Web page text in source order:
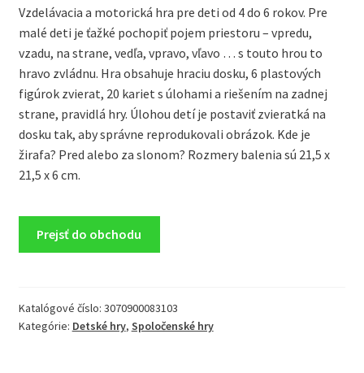
Vzdelávacia a motorická hra pre deti od 4 do 6 rokov. Pre
malé deti je ťažké pochopiť pojem priestoru – vpredu,
vzadu, na strane, vedľa, vpravo, vľavo … s touto hrou to
hravo zvládnu. Hra obsahuje hraciu dosku, 6 plastových
figúrok zvierat, 20 kariet s úlohami a riešením na zadnej
strane, pravidlá hry. Úlohou detí je postaviť zvieratká na
dosku tak, aby správne reprodukovali obrázok. Kde je
žirafa? Pred alebo za slonom? Rozmery balenia sú 21,5 x
21,5 x 6 cm.
Prejsť do obchodu
Katalógové číslo: 3070900083103
Kategórie: Detské hry, Spoločenské hry